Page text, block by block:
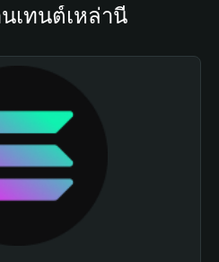
เทนต์เหล่านี้